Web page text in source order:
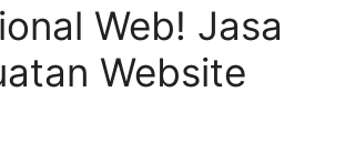
Web! Jasa
Website